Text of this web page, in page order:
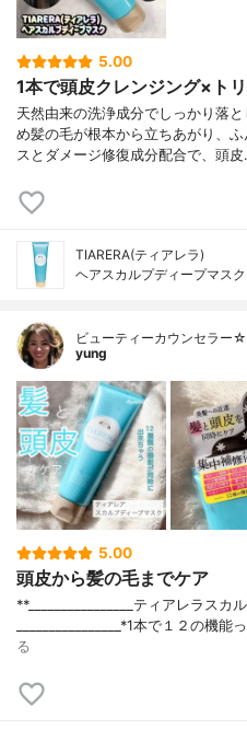
5.00
1本で頭皮クレンジング×ト
天然由来の洗浄成分でしっかり落
め髪の毛が根本から立ちあがり、
スとダメージ修復成分配合で、頭
TIARERA(ティアレラ)
ヘアスカルプディープマスク
ビューティーカウンセラ
yung
5.00
頭皮から髪の毛までケア
**⁡________________⁡ティアレラ⁡スカ
⁡________________⁡⁡⁡⁡⁡*1本で１２の機
る